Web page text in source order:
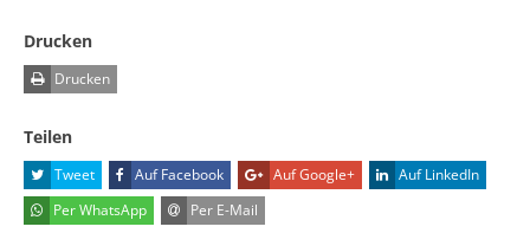
Drucken
Drucken
Teilen
Tweet Auf Facebook Auf Google+
Auf LinkedIn
Per WhatsApp
Per E-Mail